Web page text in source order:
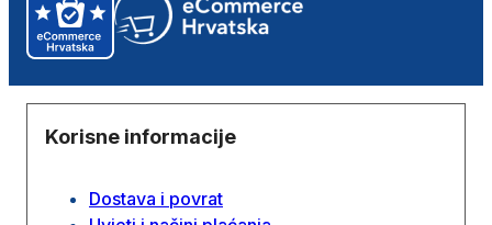
Korisne informacije
Dostava i povrat